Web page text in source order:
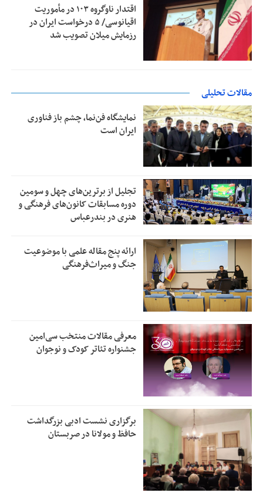
اقتدار ناوگروه ۱۰۳ در مأموریت‌
اقیانوسی/ ۵ درخواست ایران در
رزمایش میلان تصویب شد
مقالات تحلیلی
نمایشگاه فن‌نما، چشم باز فناوری
ایران است
تجلیل از بر‌ترین‌های چهل و سومین
دوره مسابقات کانون‌های فرهنگی و
هنری در بندرعباس
ارائه پنج مقاله علمی با موضوعیت
جنگ و میراث‌فرهنگی
معرفی مقالات منتخب سی‌امین
جشنواره تئاتر کودک و نوجوان
برگزاری نشست ادبی بزرگداشت
حافظ و مولانا در صربستان